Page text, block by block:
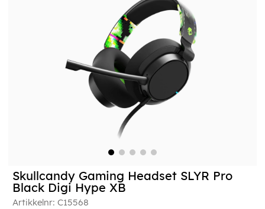
Skullcandy Gaming Headset SLYR Pro
Black Digi Hype XB
Artikkelnr: C15568